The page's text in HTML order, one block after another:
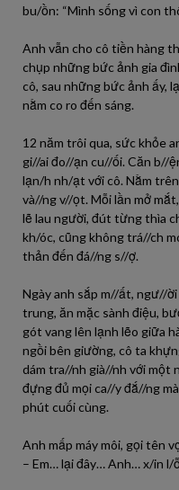
bu/ồn: “Mình sống vì con
Anh vẫn cho cô tiền hàng
chụp những bức ảnh gia
cô, sau những bức ảnh ấy,
nằm co ro đến sáng.
12 năm trôi qua, sức khỏe
gi//ai đo//ạn cu//ối. Căn b//
lạn/h nh/ạt với cô. Nằm
và//ng v//ọt. Mỗi lần mở
lẽ lau người, đút từng thìa
kh/óc, cũng không trá//ch
thản đến đá//ng s//ợ.
Ngày anh sắp m//ất, ngư//
trung, ăn mặc sành điệu,
gót vang lên lạnh lẽo giữa
ngồi bên giường, cô ta
dám tra//nh già//nh với một
đựng đủ mọi ca//y đắ//ng
phút cuối cùng.
Anh mấp máy môi, gọi tên
– Em… lại đây… Anh… x/in l/